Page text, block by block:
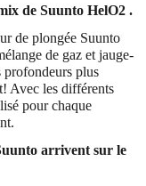
de Suunto HelO2 .
de plongée Suunto
de gaz et jauge-
profondeurs plus
Avec les différents
pour chaque
arrivent sur le